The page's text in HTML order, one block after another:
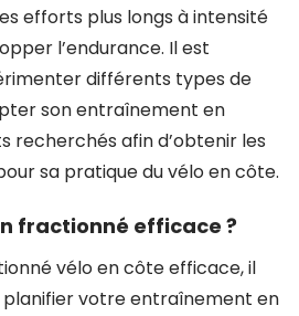
efforts plus longs à intensité
l’endurance. Il est
différents types de
son entraînement en
recherchés afin d’obtenir les
sa pratique du vélo en côte.
fractionné efficace ?
vélo en côte efficace, il
planifier votre entraînement en